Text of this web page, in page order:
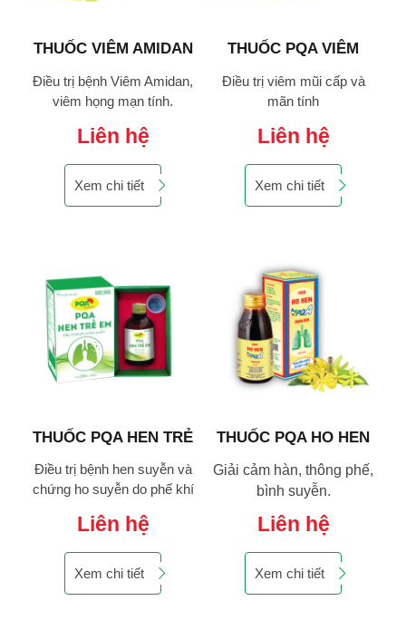
THUỐC VIÊM AMIDAN
Điều trị bệnh Viêm Amidan,
viêm họng mạn tính.
Liên hệ
Xem chi tiết
THUỐC PQA HEN TRẺ
EM 250ML
Điều trị bệnh hen suyễn và
chứng ho suyễn do phế khí
Liên hệ
Xem chi tiết
THUỐC PQA VIÊM
Điều trị viêm mũi cấp và
mãn tính
Liên hệ
Xem chi tiết
THUỐC PQA HO HEN
PHONG HÀN
Giải cảm hàn, thông phế,
bình suyễn.
Liên hệ
Xem chi tiết